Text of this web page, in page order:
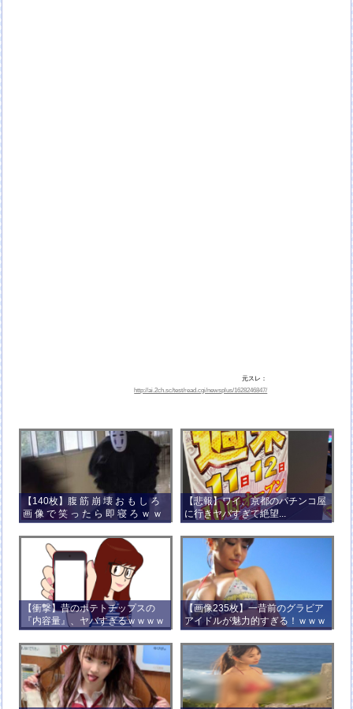
元スレ：
http://ai.2ch.sc/test/read.cgi/newsplus/1628246847/
【140枚】腹 筋 崩 壊 お も し ろ
画 像 で 笑 っ た ら 即 寝 ろ ｗ ｗ
ｗ ｗ ｗ ｗ ｗ ｗ ｗ ｗ ｗ ｗ
【悲報】ワイ、京都のパチンコ屋
に行きヤバすぎて絶望...
【衝撃】昔のポテトチップスの
『内容量』、ヤバすぎるｗｗｗｗ
ｗｗｗｗ
【画像235枚】一昔前のグラビア
アイドルが魅力的すぎる！ｗｗｗ